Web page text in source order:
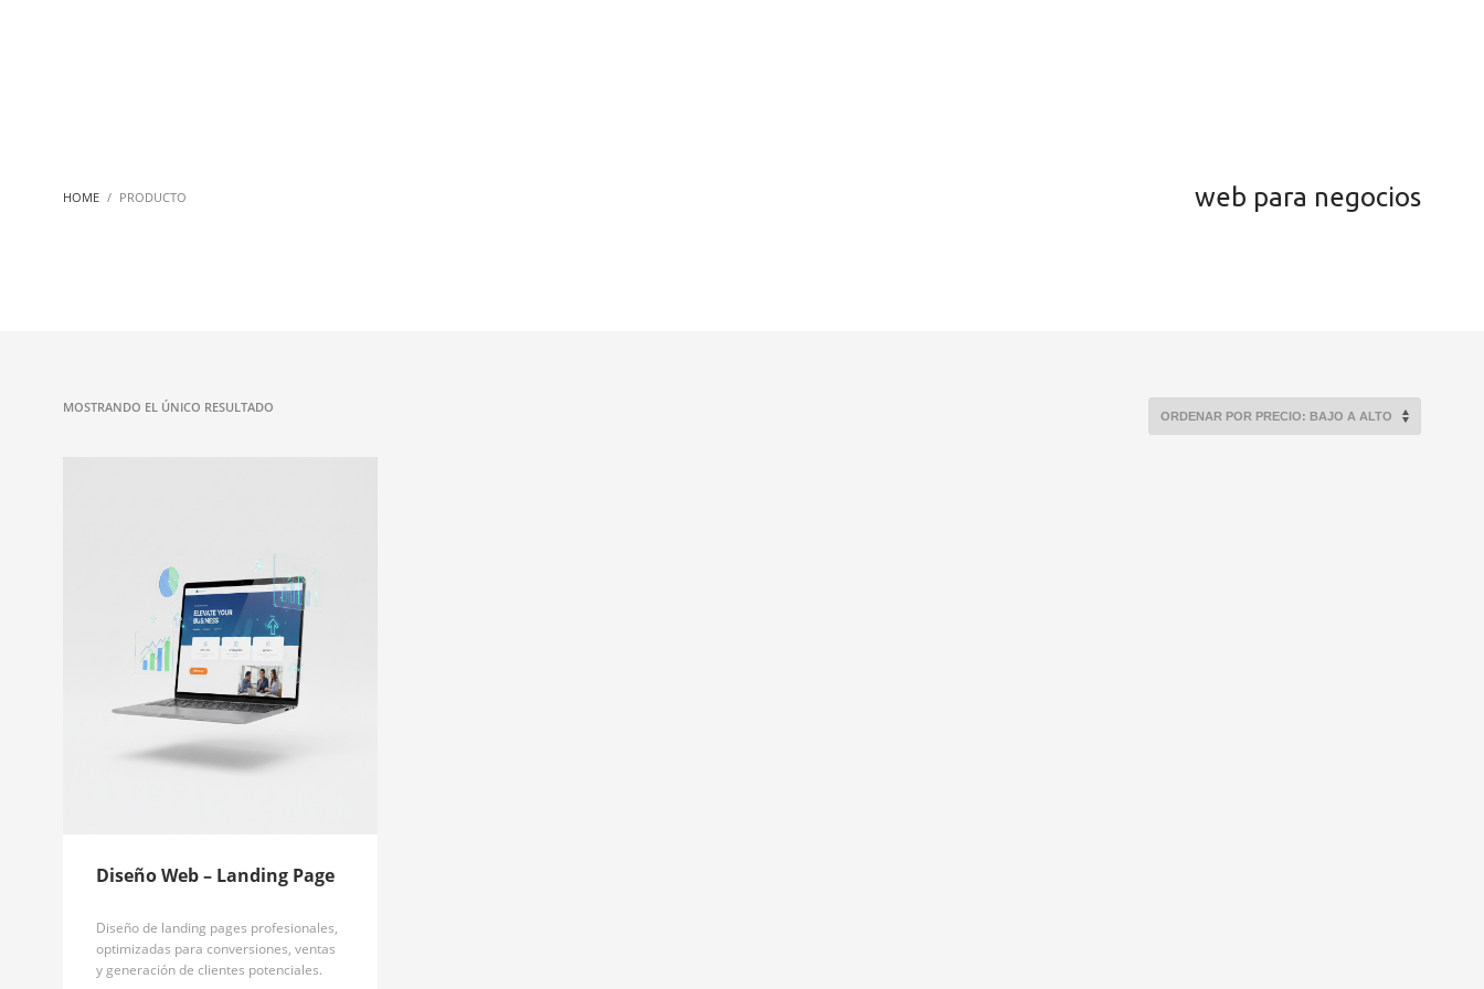
HOME PRODUCTO web para negocios
MOSTRANDO EL ÚNICO RESULTADO
Diseño Web – Landing Page
Diseño de landing pages profesionales,
optimizadas para conversiones, ventas
y generación de clientes potenciales.